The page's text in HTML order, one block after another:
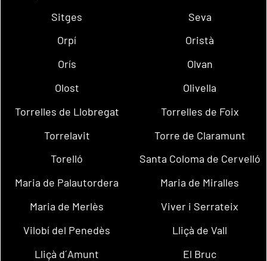
Sitges
Seva
Orpí
Oristà
Orís
Olvan
Olost
Olivella
Torrelles de Llobregat
Torrelles de Foix
Torrelavit
Torre de Claramunt
Torelló
Santa Coloma de Cervelló
Maria de Palautordera
Maria de Miralles
Maria de Merlès
Viver i Serrateix
Vilobí del Penedès
Lliçà de Vall
Lliçà d´Amunt
El Bruc